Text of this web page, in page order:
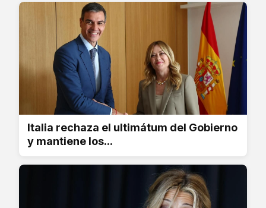
Italia rechaza el ultimátum del Gobierno
y mantiene los...